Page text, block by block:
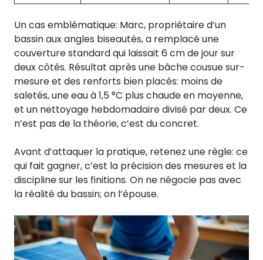
Un cas emblématique: Marc, propriétaire d’un
bassin aux angles biseautés, a remplacé une
couverture standard qui laissait 6 cm de jour sur
deux côtés. Résultat après une bâche cousue sur-
mesure et des renforts bien placés: moins de
saletés, une eau à 1,5 °C plus chaude en moyenne,
et un nettoyage hebdomadaire divisé par deux. Ce
n’est pas de la théorie, c’est du concret.
Avant d’attaquer la pratique, retenez une règle: ce
qui fait gagner, c’est la précision des mesures et la
discipline sur les finitions. On ne négocie pas avec
la réalité du bassin; on l’épouse.